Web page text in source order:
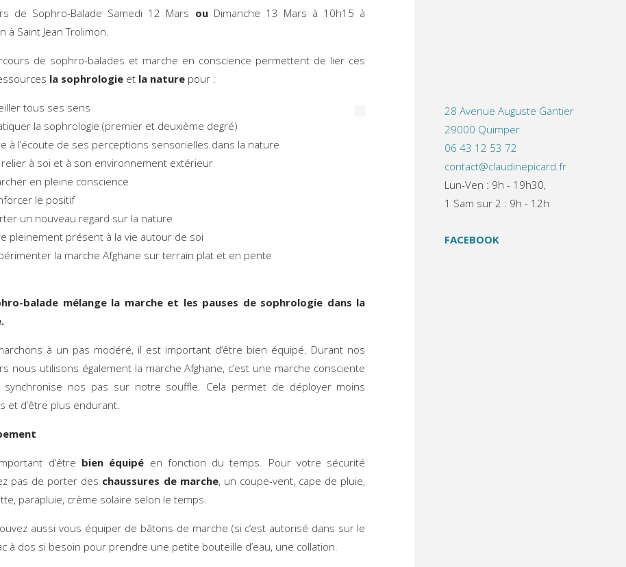
de Sophro-Balade Samedi 12 Mars ouDimanche 13 Mars à 10h15 à
à Saint Jean Trolimon.
de sophro-balades et marche en conscience permettent de lier ces
la sophrologieet la naturepour :
tous ses sens
la sophrologie (premier et deuxième degré)
à l’écoute de ses perceptions sensorielles dans la nature
à soi et à son environnement extérieur
en pleine conscience
le positif
un nouveau regard sur la nature
pleinement présent à la vie autour de soi
la marche Afghane sur terrain plat et en pente
balade mélange la marche et les pauses de sophrologie dans la
à un pas modéré, il est important d’être bien équipé. Durant nos
nous utilisons également la marche Afghane, c’est une marche consciente
synchronise nos pas sur notre souffle. Cela permet de déployer moins
et d’être plus endurant.
d’être bien équipé en fonction du temps. Pour votre sécurité
pas de porter des chaussures de marche, un coupe-vent, cape de pluie,
parapluie, crème solaire selon le temps.
aussi vous équiper de bâtons de marche (si c’est autorisé dans sur le
à dos si besoin pour prendre une petite bouteille d’eau, une collation.
28 Avenue Auguste Gantier
29000 Quimper
06 43 12 53 72
contact@claudinepicard.fr
Lun-Ven : 9h - 19h30,
1 Sam sur 2 : 9h - 12h
FACEBOOK